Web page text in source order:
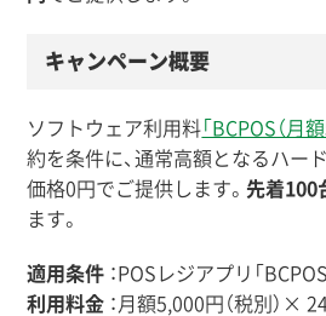
キャンペーン概要
ソフトウェア利用料「BCPOS（月
約を条件に、通常高額となるハー
価格0円でご提供します。 先着100
ます。
適用条件 ：POSレジアプリ「
利用料金 ：月額5,000円（税別）×